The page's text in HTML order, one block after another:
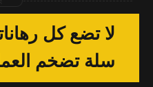
لا تضع كل
سلة تضخم